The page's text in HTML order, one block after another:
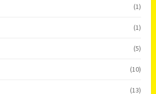
(1)
(1)
(5)
(10)
(13)